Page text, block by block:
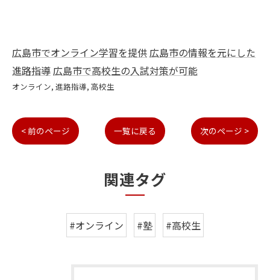
広島市でオンライン学習を提供広島市の情報を元にした
進路指導広島市で高校生の入試対策が可能
オンライン 進路指導 高校生
< 前のページ 一覧に戻る 次のページ >
関連タグ
#オンライン #塾 #高校生